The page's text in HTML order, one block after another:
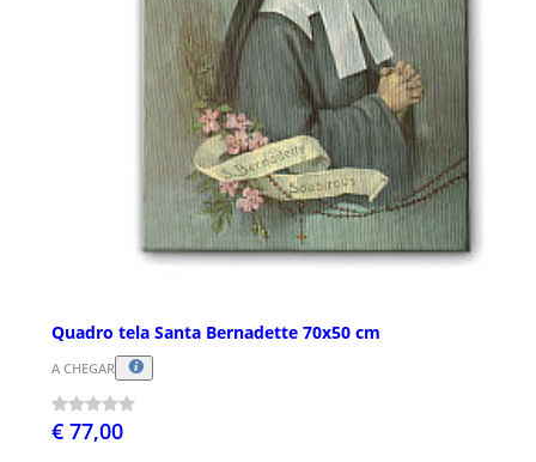
Quadro tela Santa Bernadette 70x50 cm
A CHEGAR
€ 77,00